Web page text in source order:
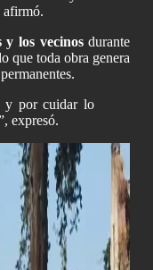
afirmó.
y los vecinosdurante
que toda obra genera
y por cuidar lo
expresó.